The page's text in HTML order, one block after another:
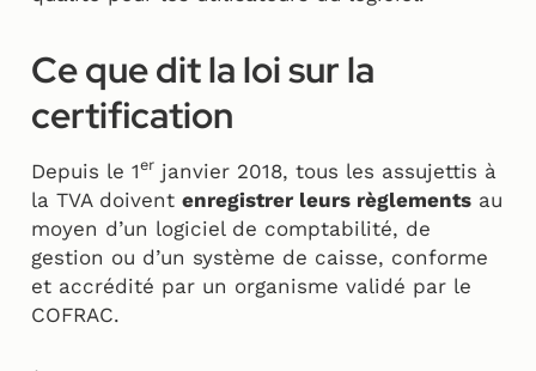
Ce que dit la loi sur la
certification
Depuis le 1er janvier 2018, tous les assujettis à
la TVA doivent enregistrer leurs règlements au
moyen d’un logiciel de comptabilité, de
gestion ou d’un système de caisse, conforme
et accrédité par un organisme validé par le
COFRAC.